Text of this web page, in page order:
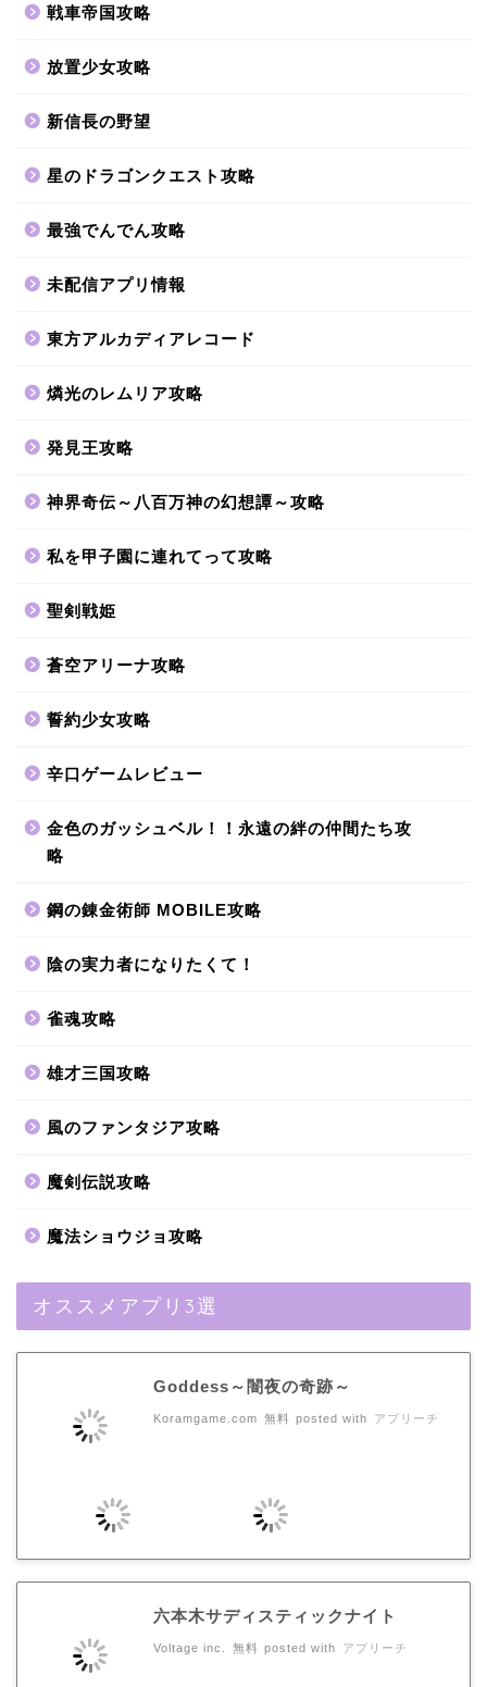
戦車帝国攻略
放置少女攻略
新信長の野望
星のドラゴンクエスト攻略
最強でんでん攻略
未配信アプリ情報
東方アルカディアレコード
燐光のレムリア攻略
発見王攻略
神界奇伝～八百万神の幻想譚～攻略
私を甲子園に連れてって攻略
聖剣戦姫
蒼空アリーナ攻略
誓約少女攻略
辛口ゲームレビュー
金色のガッシュベル！！永遠の絆の仲間たち攻
略
鋼の錬金術師 MOBILE攻略
陰の実力者になりたくて！
雀魂攻略
雄才三国攻略
風のファンタジア攻略
魔剣伝説攻略
魔法ショウジョ攻略
オススメアプリ3選
Goddess～闇夜の奇跡～
Koramgame.com 無料 posted with アプリーチ
六本木サディスティックナイト
Voltage inc. 無料 posted with アプリーチ